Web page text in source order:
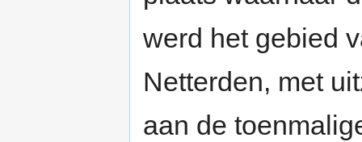
werd het gebied
Netterden, met
aan de